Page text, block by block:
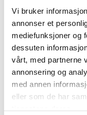
Vi bruker
annonser et
mediefunksjoner og
dessuten
vårt, med partnerne
annonsering og
med annen
eller som de har
Andre